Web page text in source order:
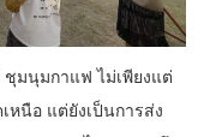
ชุมนุมกาแฟ ไม่เพียงแต่
นือ แต่ยังเป็นการส่ง